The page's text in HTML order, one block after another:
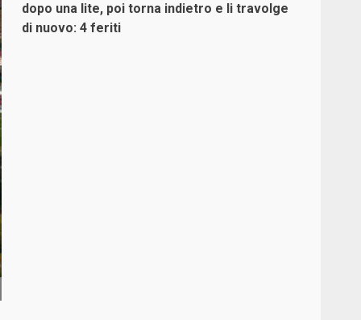
dopo una lite, poi torna indietro e li travolge
di nuovo: 4 feriti